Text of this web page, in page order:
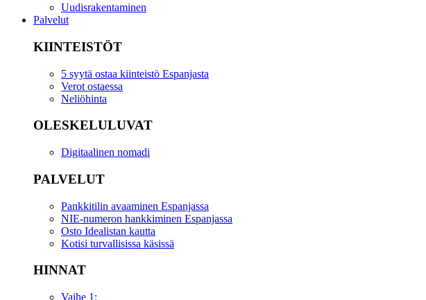
Uudisrakentaminen
Palvelut
KIINTEISTÖT
5 syytä ostaa kiinteistö Espanjasta
Verot ostaessa
Neliöhinta
OLESKELULUVAT
Digitaalinen nomadi
PALVELUT
Pankkitilin avaaminen Espanjassa
NIE-numeron hankkiminen Espanjassa
Osto Idealistan kautta
Kotisi turvallisissa käsissä
HINNAT
Vaihe 1: